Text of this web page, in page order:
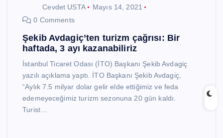
Cevdet USTA
Mayıs 14, 2021
0 Comments
Şekib Avdagiç’ten turizm çağrısı: Bir
haftada, 3 ayı kazanabiliriz
İstanbul Ticaret Odası (İTO) Başkanı Şekib Avdagiç
yazılı açıklama yaptı. İTO Başkanı Şekib Avdagiç,
“Aylık 7.5 milyar dolar gelir elde ettiğimiz ve feda
edemeyeceğimiz turizm sezonuna 20 gün kaldı.
Turist…